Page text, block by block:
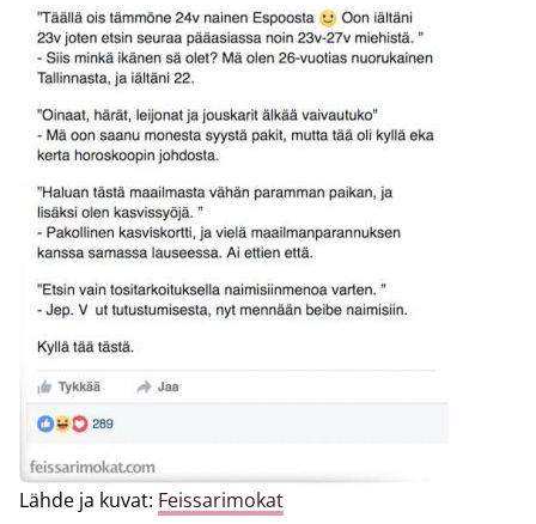
Lähde ja kuvat: Feissarimokat